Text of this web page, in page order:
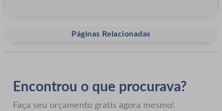
Páginas Relacionadas
Encontrou o que procurava?
Faça seu orçamento gratis agora mesmo!